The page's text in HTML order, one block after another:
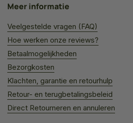
Meer informatie
Veelgestelde vragen (FAQ)
Hoe werken onze reviews?
Betaalmogelijkheden
Bezorgkosten
Klachten, garantie en retourhulp
Retour- en terugbetalingsbeleid
Direct Retourneren en annuleren